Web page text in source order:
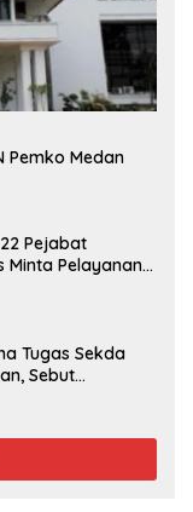
Pemko Medan
Pejabat
Minta Pelayanan
Tugas Sekda
Sebut